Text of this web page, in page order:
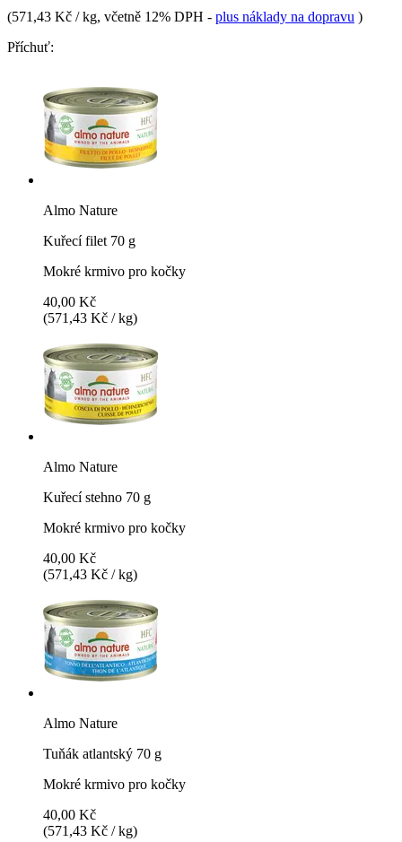
(571,43 Kč / kg, včetně 12% DPH - plus náklady na dopravu )
Příchuť:
Almo Nature
Kuřecí filet 70 g
Mokré krmivo pro kočky
40,00 Kč
(571,43 Kč / kg)
Almo Nature
Kuřecí stehno 70 g
Mokré krmivo pro kočky
40,00 Kč
(571,43 Kč / kg)
Almo Nature
Tuňák atlantský 70 g
Mokré krmivo pro kočky
40,00 Kč
(571,43 Kč / kg)